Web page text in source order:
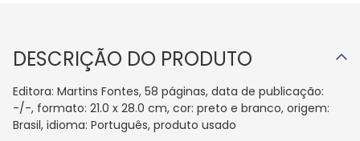
DESCRIÇÃO DO PRODUTO
Editora: Martins Fontes, 58 páginas, data de publicação:
-/-, formato: 21.0 x 28.0 cm, cor: preto e branco, origem:
Brasil, idioma: Português, produto usado